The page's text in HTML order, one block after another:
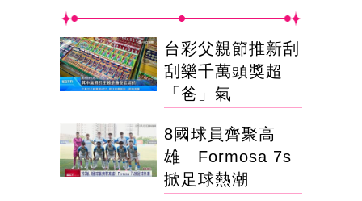
台彩父親節推新刮
刮樂千萬頭獎超
「爸」氣
8國球員齊聚高
雄 Formosa 7s
掀足球熱潮